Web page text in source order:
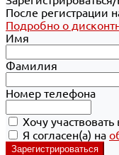
После регистрации
Подробно о
Имя
Фамилия
Номер телефона
Хочу
Я согласен(а) на